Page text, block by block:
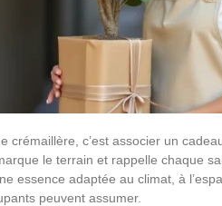
crémaillère, c’est associer un
le terrain et rappelle chaque
essence adaptée au climat, à
peuvent assumer.